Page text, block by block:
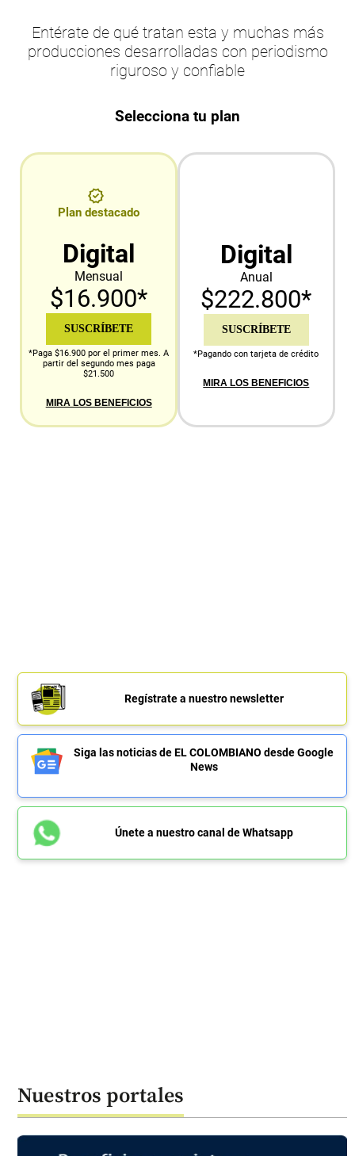
Entérate de qué tratan esta y muchas más
producciones desarrolladas con periodismo
riguroso y confiable
Selecciona tu plan
Plan destacado
Digital
Mensual
$16.900*
SUSCRÍBETE
*Paga $16.900 por el primer mes. A
partir del segundo mes paga
$21.500
MIRA LOS BENEFICIOS
Digital
Anual
$222.800*
SUSCRÍBETE
*Pagando con tarjeta de crédito
MIRA LOS BENEFICIOS
Regístrate a nuestro newsletter
Siga las noticias de EL COLOMBIANO desde Google
News
Únete a nuestro canal de Whatsapp
Nuestros portales